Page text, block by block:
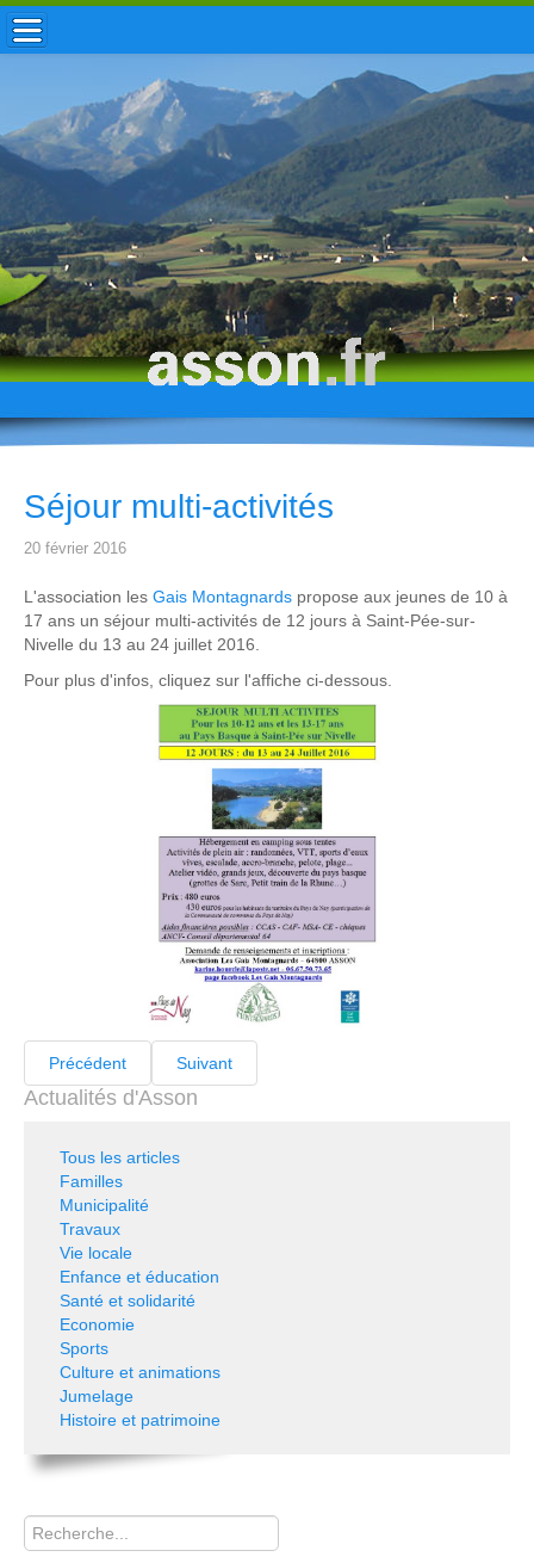
ACCUEIL / INFOS
MUNICIPALITÉ
VIE LOCALE
ENFANCE
TOURISME
HISTOIRE
Séjour multi-activités
20 février 2016
L'association les Gais Montagnards propose aux jeunes de 10 à
17 ans un séjour multi-activités de 12 jours à Saint-Pée-sur-
Nivelle du 13 au 24 juillet 2016.
Pour plus d'infos, cliquez sur l'affiche ci-dessous.
Précédent Suivant
Actualités d'Asson
Tous les articles
Familles
Municipalité
Travaux
Vie locale
Enfance et éducation
Santé et solidarité
Economie
Sports
Culture et animations
Jumelage
Histoire et patrimoine
Rechercher